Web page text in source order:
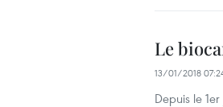
Le
13/01/2018
Depuis le